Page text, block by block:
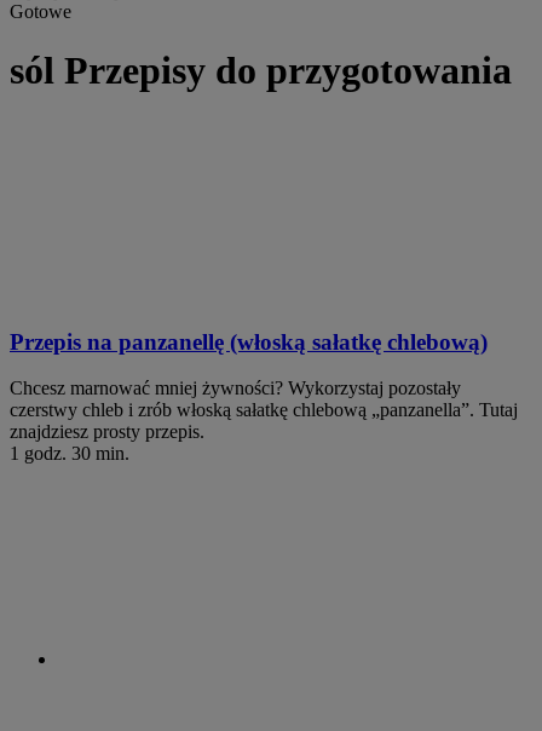
Gotowe
sól Przepisy do przygotowania
Przepis na panzanellę (włoską sałatkę chlebową)
Chcesz marnować mniej żywności? Wykorzystaj pozostały
czerstwy chleb i zrób włoską sałatkę chlebową „panzanella”. Tutaj
znajdziesz prosty przepis.
1 godz. 30 min.